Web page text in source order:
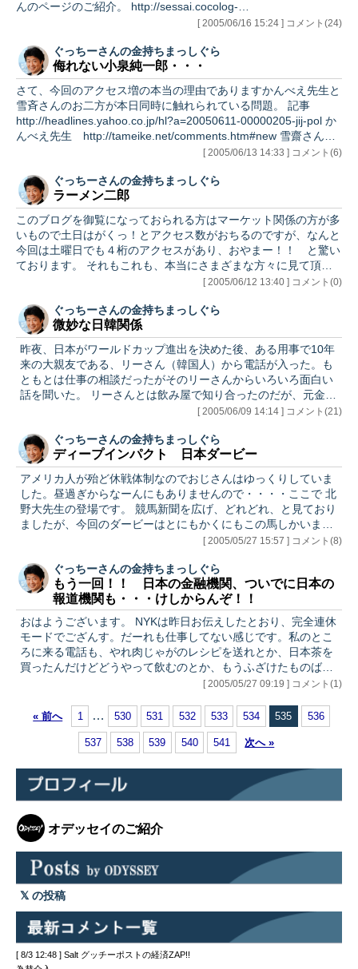
んのページのご紹介。 http://sessai.cocolog-
nifty.com/blog/2005/06/post_9fbd.html 朝方からアメリカ人と仕
じられない！！」 「有り得ない！！」 という結果。 これ、ア
メリカ人的には当たり前の話なんですよ。まあ、古い話だし、彼
がいまさら４０年も前のことで牢屋に入るのはチト行きすぎだよ
な・・・ここまでは…
[ 2005/06/16 15:24 ] コメント(24)
ぐっちーさんの金持ちまっしぐら
侮れない小泉純一郎・・・
さて、今回のアクセス増の本当の理由でありますかんべえ先生と
雪斉さんのお二方が本日同時に触れられている問題。 記事
http://headlines.yahoo.co.jp/hl?a=20050611-00000205-jij-pol か
んべえ先生 http://tameike.net/comments.htm#new 雪齋さん
http://sessai.cocolog-nifty.com/blog/2005/06/post_5712.html 大
首相サイドは既に中国側に靖国参拝する意思に変わりが無い事を
伝え、それでもよければ、とい…
[ 2005/06/13 14:33 ] コメント(6)
ぐっちーさんの金持ちまっしぐら
ラーメン二郎
このブログを御覧になっておられる方はマーケット関係の方が多
いもので土日はがくっ！とアクセス数がおちるのですが、なんと
今回は土曜日でも４桁のアクセスがあり、おやまー！！ と驚い
ております。 それもこれも、本当にさまざまな方々に見て頂い
ているという事で、感謝感謝であります！ さて、アクセス数が
妙な日韓関係 ２）ラーメン二郎行きたい、と書いてしまったマ
ーケット記事 この二つの項目がダントツで土曜日のアクセス向
上に貢献しています。 前者はコメントに書き込まれた、本当に
真摯で、鋭き分析が御覧頂けます通りです。こちらとしてもなる
ほど、そうい…
[ 2005/06/12 13:40 ] コメント(0)
ぐっちーさんの金持ちまっしぐら
微妙な日韓関係
昨夜、日本がワールドカップ進出を決めた後、ある用事で10年
来の大親友である、リーさん（韓国人）から電話が入った。も
ともとは仕事の相談だったがそのリーさんからいろいろ面白い
話を聞いた。 リーさんとは飲み屋で知り合ったのだが、元金融
マン及びのんべえ同士ということでウマが合い、それ以来のお
ではリーさんの友達の韓国料理屋でそれこそ「国境を越えた」
応援合戦となった。当時は韓国人も「日本頑張れ、チバリョ
ー！」と応援し、我々も韓国がベスト4に残った事をを我が事の
ように喜んだものだった。 リーさんはやはり例の韓国料理屋で
みんなでサッカー観戦をしていた…
[ 2005/06/09 14:14 ] コメント(21)
ぐっちーさんの金持ちまっしぐら
ディープインパクト 日本ダービー
アメリカ人が殆ど休戦体制なのでおじさんはゆっくりしていま
した。昼過ぎからなーんにもありませんので・・・・ここで 北
野大先生の登場です。 競馬新聞を広げ、どれどれ、と見ており
ましたが、今回のダービーはとにもかくにもこの馬しかいませ
んね。まわりとの差があまりにも大きい。秋になって世代間が
ね。 だいたい、皐月賞を2馬身以上ぶっちぎること自体かなり
難しい。しかもスタートでコケてた。普通にスタートして、直
線が長い東京だともっとぶっちぎることになります。それに何
度ビデオを見てもやはり一発しかムチは入っていない。後は馬
なりでぶっちぎっているしね。…
[ 2005/05/27 15:57 ] コメント(8)
ぐっちーさんの金持ちまっしぐら
もう一回！！ 日本の金融機関、ついでに日本の
報道機関も・・・けしからんぞ！！
おはようございます。 NYKは昨日お伝えしたとおり、完全連休
モードでござんす。だーれも仕事してない感じです。私のとこ
ろに来る電話も、やれ肉じゃがのレシピを送れとか、日本茶を
買ったんだけどどうやって飲むのとか、もうふざけたものばか
り（笑） はいはい、ゆっくりお休みください。（第3次くらい
う状況下で、UFJのOPCOの配当停止が、なんで全然記事になら
んのかの？？ びっくりしたよ、銀行株が下げました、って書い
てあるわけよ。 でも、OPCOの話はなーんも書いてな
う圧力があるのは当然…
[ 2005/05/27 09:19 ] コメント(1)
« 前へ 1 … 530 531 532 533 534 535 536
537 538 539 540 541 次へ »
オデッセイのご紹介
の投稿
[ 8/3 12:48 ] Salt グッチーポストの経済ZAP!!